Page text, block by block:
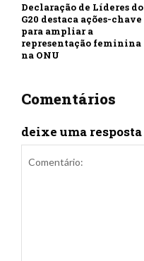
Declaração de Líderes do
G20 destaca ações-chave
para ampliar a
representação feminina
na ONU
Comentários
deixe uma resposta